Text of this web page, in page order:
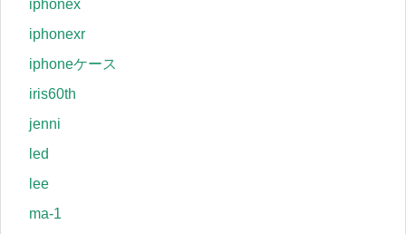
iphonex
iphonexr
iphoneケース
iris60th
jenni
led
lee
ma-1